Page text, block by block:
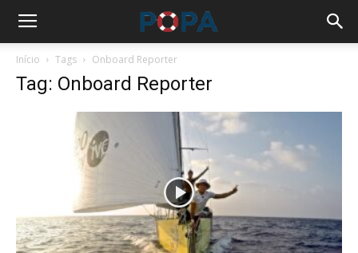
Início Tags Onboard Reporter
Tag: Onboard Reporter